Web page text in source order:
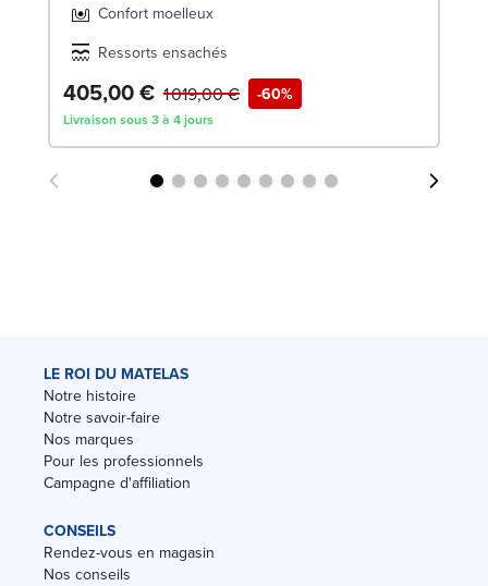
Confort moelleux
Ressorts ensachés
405,00 € -60%
1 019,00 €
Livraison sous 3 à 4 jours
LE ROI DU MATELAS
Notre histoire
Notre savoir-faire
Nos marques
Pour les professionnels
Campagne d'affiliation
CONSEILS
Rendez-vous en magasin
Nos conseils